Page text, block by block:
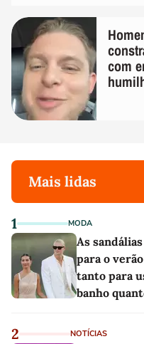
com
Mais lidas
1 MODA
As
para o
tanto para
banho
2 NOTÍCIAS